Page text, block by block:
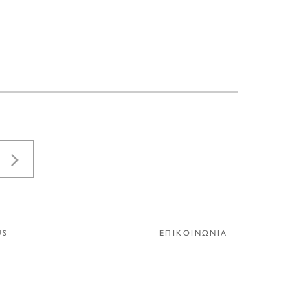
ΕΠΙΚΟΙΝΩΝΙΑ